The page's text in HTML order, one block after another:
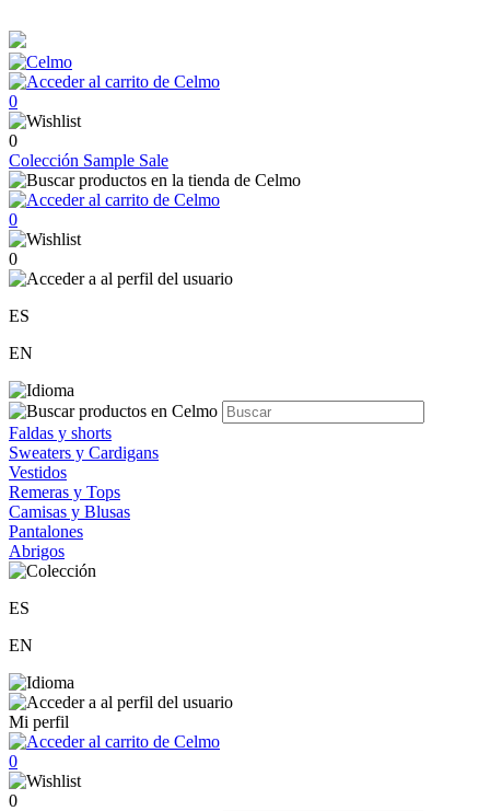
0
0
Colección Sample Sale
0
0
ES
EN
Faldas y shorts
Sweaters y Cardigans
Vestidos
Remeras y Tops
Camisas y Blusas
Pantalones
Abrigos
ES
EN
Mi perfil
0
0